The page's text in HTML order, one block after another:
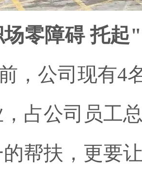
零障碍 托起"
公司现有4
占公司员工
帮扶，更要